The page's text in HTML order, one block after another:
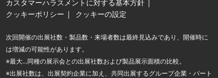
カスタマーハラスメントに対する基本方針
クッキーポリシー
クッキーの設定
次回開催の出展社数・製品数・来場者数は最終見込みであり、開催時に
は増減の可能性があります。
※最大…同種の展示会との出展社数および製品展示面積の比較。
※出展社数は、出展契約企業に加え、共同出展するグループ企業・パート